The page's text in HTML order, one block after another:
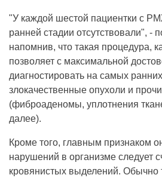
"У каждой шестой пациентки с
ранней стадии отсутствовали", -
напомнив, что такая процедура,
позволяет с максимальной
диагностировать на самых
злокачественные опухоли и
(фиброаденомы, уплотнения
далее).
Кроме того, главным признаком
нарушений в организме следует
кровянистых выделений. Обычно